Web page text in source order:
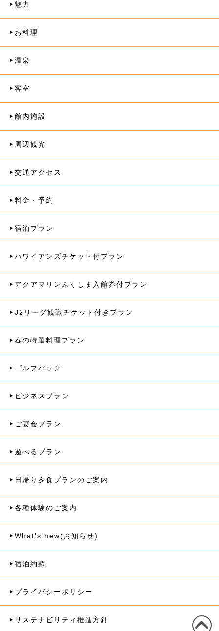
魅力
お料理
温泉
客室
館内施設
周辺観光
交通アクセス
料金・予約
宿泊プラン
ハワイアンズチケット付プラン
アクアマリンふくしま入館券付プラン
J2リーグ観戦チケット付きプラン
春の特選料理プラン
ゴルフパック
ビジネスプラン
ご宴会プラン
遊べるプラン
日帰り夕食プランのご案内
各種体験のご案内
What's new(お知らせ)
宿泊約款
プライバシーポリシー
サステナビリティ推進方針